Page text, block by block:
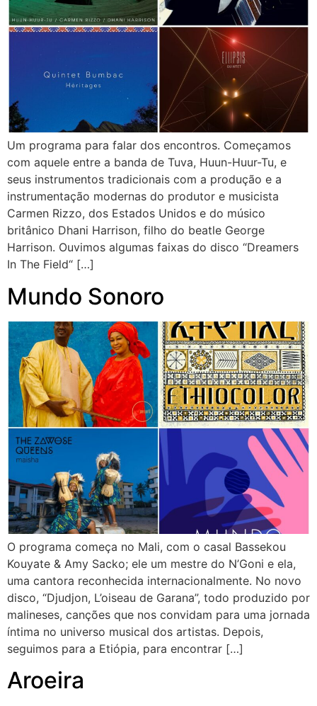
Um programa para falar dos encontros. Começamos
com aquele entre a banda de Tuva, Huun-Huur-Tu, e
seus instrumentos tradicionais com a produção e a
instrumentação modernas do produtor e musicista
Carmen Rizzo, dos Estados Unidos e do músico
britânico Dhani Harrison, filho do beatle George
Harrison. Ouvimos algumas faixas do disco “Dreamers
In The Field“ […]
Mundo Sonoro
O programa começa no Mali, com o casal Bassekou
Kouyate & Amy Sacko; ele um mestre do N’Goni e ela,
uma cantora reconhecida internacionalmente. No novo
disco, “Djudjon, L’oiseau de Garana”, todo produzido por
malineses, canções que nos convidam para uma jornada
íntima no universo musical dos artistas. Depois,
seguimos para a Etiópia, para encontrar […]
Aroeira